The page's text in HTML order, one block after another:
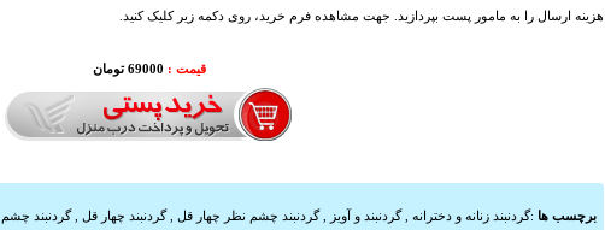
هزینه ارسال را به مامور پست بپردازید. جهت مشاهده فرم خرید، روی دکمه زیر کلیک کنید.
قیمت : 69000 تومان
برچسب ها :گردنبند زنانه و دخترانه ,گردنبند و آویز ,گردنبند چشم نظر چهار قل ,گردنبند چهار قل ,گردنبند چشم